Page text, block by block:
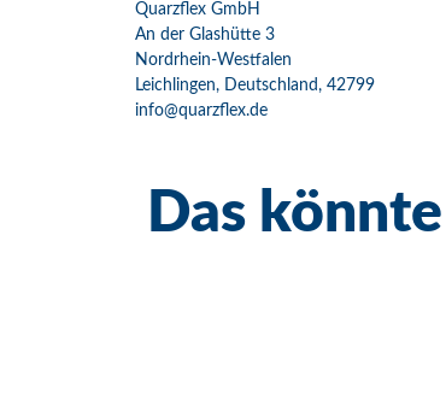
Quarzflex GmbH
An der Glashütte 3
Nordrhein-Westfalen
Leichlingen, Deutschland, 42799
info@quarzflex.de
Das